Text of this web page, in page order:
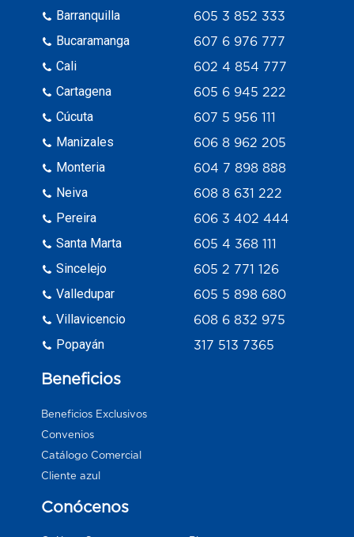
Barranquilla
Bucaramanga
Cali
Cartagena
Cúcuta
Manizales
Monteria
Neiva
Pereira
Santa Marta
Sincelejo
Valledupar
Villavicencio
Popayán
605 3 852 333
607 6 976 777
602 4 854 777
605 6 945 222
607 5 956 111
606 8 962 205
604 7 898 888
608 8 631 222
606 3 402 444
605 4 368 111
605 2 771 126
605 5 898 680
608 6 832 975
317 513 7365
Beneficios
Beneficios Exclusivos
Convenios
Catálogo Comercial
Cliente azul
Conócenos